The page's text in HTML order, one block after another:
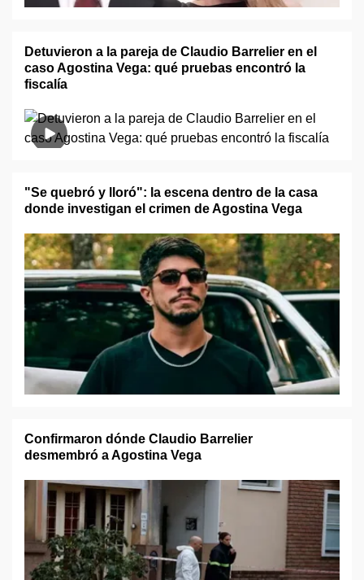
Detuvieron a la pareja de Claudio Barrelier en el
caso Agostina Vega: qué pruebas encontró la
fiscalía
"Se quebró y lloró": la escena dentro de la casa
donde investigan el crimen de Agostina Vega
Confirmaron dónde Claudio Barrelier
desmembró a Agostina Vega